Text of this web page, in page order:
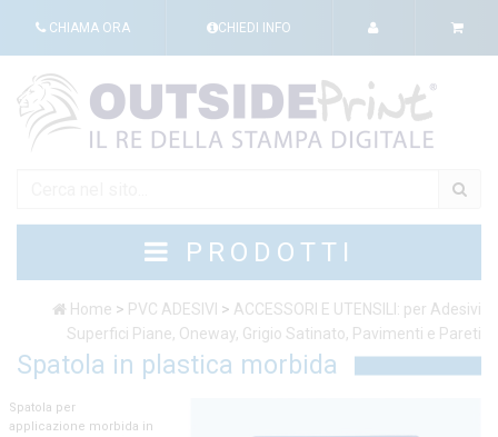
CHIAMA ORA CHIEDI INFO
PRODOTTI
Home > PVC ADESIVI > ACCESSORI E UTENSILI: per Adesivi
Superfici Piane, Oneway, Grigio Satinato, Pavimenti e Pareti
Spatola in plastica morbida
Spatola per
applicazione morbida in